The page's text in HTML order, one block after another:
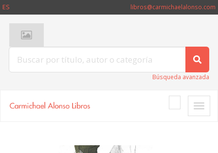
ES libros@carmichaelalonso.com
Búsqueda avanzada
Toggle